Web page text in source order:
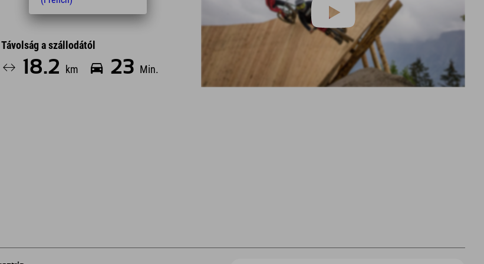
Távolság a szállodától
18.2 km 23 Min.